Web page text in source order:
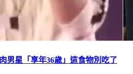
男星「享年36歲」這食物別吃了